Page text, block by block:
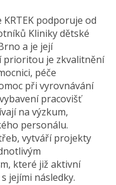
podporuje od
Kliniky dětské
a je její
prioritou je zkvalitnění
péče
při vyrovnávání
pracovišť
na výzkum,
personálu.
vytváří projekty
které již aktivní
jejími následky.